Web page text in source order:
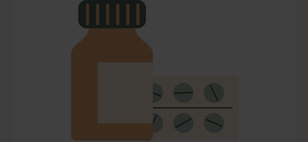
Lista: . Innehåller 1 objekt.